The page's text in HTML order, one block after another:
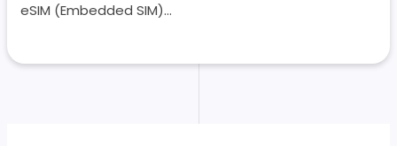
eSIM (Embedded SIM)…